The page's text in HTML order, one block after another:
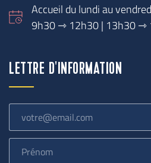
Accueil du lundi au
9h30 ⇾ 12h30 | 13h30 ⇾
LETTRE D'INFORMATION